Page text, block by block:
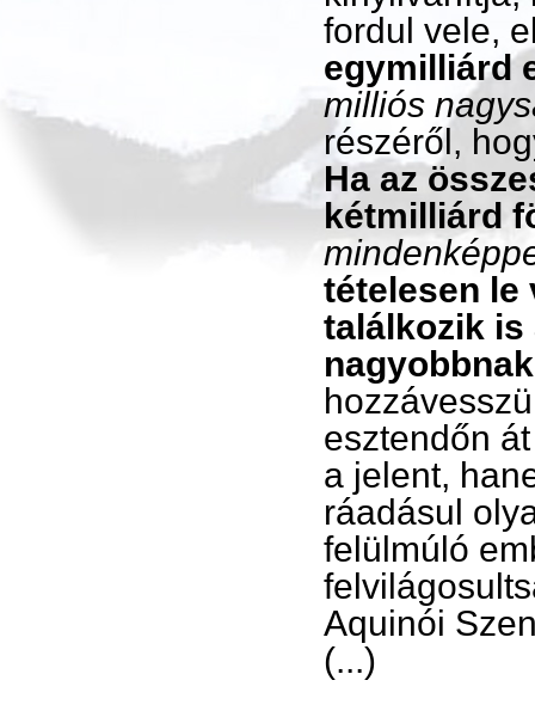
fordul vele,
egymilliárd
milliós
részéről,
Ha az
kétmilliárd
tételesen le
találkozik is
esztendőn
a jelent,
ráadásul
felülmúló
Aquinói
(...)